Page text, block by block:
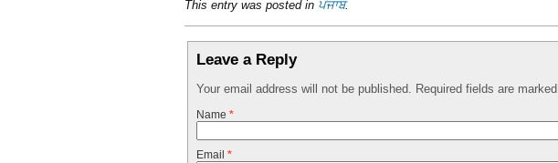
This entry was posted in ਪੰਜਾਬ.
Leave a Reply
Your email address will not be published. Required fields are marked
Name *
Email *